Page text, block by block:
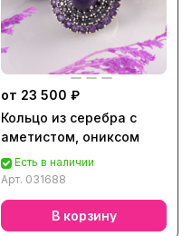
от 23 500 ₽
Кольцо из серебра с
аметистом, ониксом
Есть в наличии
Арт. 031688
В корзину